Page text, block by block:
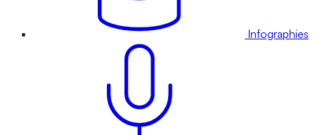
Infographies